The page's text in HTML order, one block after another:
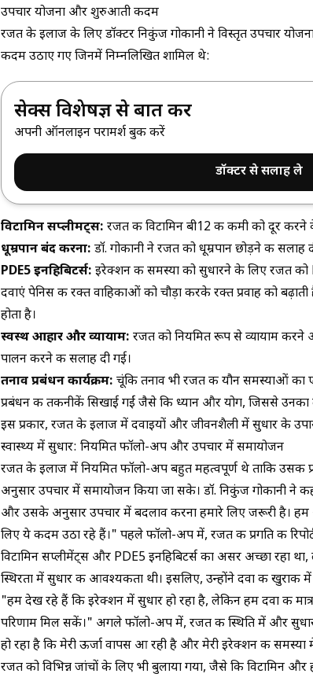
उपचार योजना और शुरुआती कदम
रजत के इलाज के लिए डॉक्टर निकुंज गोकानी ने विस्तृत उपचार
कदम उठाए गए जिनमें निम्नलिखित शामिल थे:
सेक्स विशेषज्ञ से बात करें
अपनी ऑनलाइन परामर्श बुक करें
डॉक्टर से सलाह ले
विटामिन सप्लीमेंट्स: रजत की विटामिन बी12 की कमी को दूर
धूम्रपान बंद करना: डॉ. गोकानी ने रजत को धूम्रपान छोड़ने की
PDE5 इनहिबिटर्स: इरेक्शन की समस्या को सुधारने के लिए रजत को
दवाएं पेनिस की रक्त वाहिकाओं को चौड़ा करके रक्त प्रवाह को
होता है।
स्वस्थ आहार और व्यायाम: रजत को नियमित रूप से व्यायाम
पालन करने की सलाह दी गई।
तनाव प्रबंधन कार्यक्रम: चूंकि तनाव भी रजत की यौन समस्याओं
प्रबंधन की तकनीकें सिखाई गईं जैसे कि ध्यान और योग, जिससे
इस प्रकार, रजत के इलाज में दवाइयों और जीवनशैली में सुधार के
स्वास्थ्य में सुधार: नियमित फॉलो-अप और उपचार में समायोजन
रजत के इलाज में नियमित फॉलो-अप बहुत महत्वपूर्ण थे ताकि उसकी
अनुसार उपचार में समायोजन किया जा सके। डॉ. निकुंज गोकानी ने
और उसके अनुसार उपचार में बदलाव करना हमारे लिए जरूरी है।
लिए ये कदम उठा रहे हैं।" पहले फॉलो-अप में, रजत की प्रगति की रिपोर्ट
विटामिन सप्लीमेंट्स और PDE5 इनहिबिटर्स का असर अच्छा रहा
स्थिरता में सुधार की आवश्यकता थी। इसलिए, उन्होंने दवा की खुराक में
"हम देख रहे हैं कि इरेक्शन में सुधार हो रहा है, लेकिन हम दवा की
परिणाम मिल सकें।" अगले फॉलो-अप में, रजत की स्थिति में और
हो रहा है कि मेरी ऊर्जा वापस आ रही है और मेरी इरेक्शन की समस्या में
रजत को विभिन्न जांचों के लिए भी बुलाया गया, जैसे कि विटामिन और